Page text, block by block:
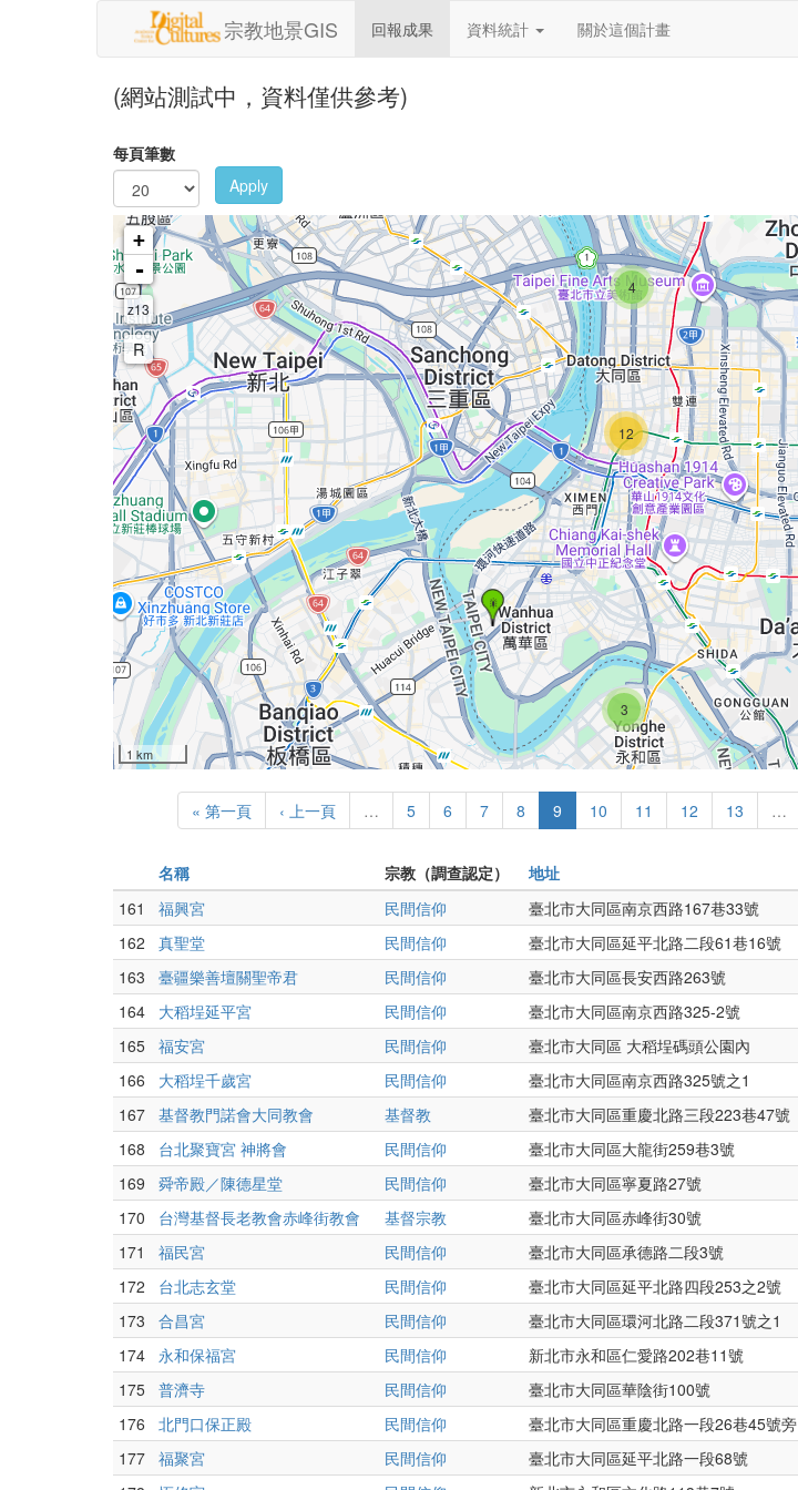
宗教地景GIS 回報成果 資料統計 關於這個計畫
(網站測試中，資料僅供參考)
每頁筆數
Apply
🎇
3
12
4
+
-
z13
R
1 km
« 第一頁 ‹ 上一頁 … 5 6 7 8 9 10 11 12 13 …
名稱 宗教（調查認定） 地址
161
福興宮 民間信仰 臺北市大同區南京西路167巷33號
162
真聖堂 民間信仰 臺北市大同區延平北路二段61巷16號
163
臺疆樂善壇關聖帝君 民間信仰 臺北市大同區長安西路263號
164
大稻埕延平宮 民間信仰 臺北市大同區南京西路325-2號
165 福安宮 民間信仰 臺北市大同區 大稻埕碼頭公園內
166
大稻埕千歲宮 民間信仰 臺北市大同區南京西路325號之1
167 基督教門諾會大同教會 基督教 臺北市大同區重慶北路三段223巷47號
168
台北聚寶宮 神將會 民間信仰 臺北市大同區大龍街259巷3號
169
舜帝殿／陳德星堂 民間信仰 臺北市大同區寧夏路27號
170
台灣基督長老教會赤峰街教會 基督宗教 臺北市大同區赤峰街30號
171
福民宮 民間信仰 臺北市大同區承德路二段3號
172
台北志玄堂 民間信仰 臺北市大同區延平北路四段253之2號
173
合昌宮 民間信仰 臺北市大同區環河北路二段371號之1
174
永和保福宮 民間信仰 新北市永和區仁愛路202巷11號
175 普濟寺 民間信仰 臺北市大同區華陰街100號
176
北門口保正殿 民間信仰 臺北市大同區重慶北路一段26巷45號旁
177 福聚宮 民間信仰 臺北市大同區延平北路一段68號